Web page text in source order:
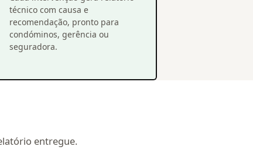
técnico com causa e
recomendação, pronto para
condóminos, gerência ou
seguradora.
entregue.